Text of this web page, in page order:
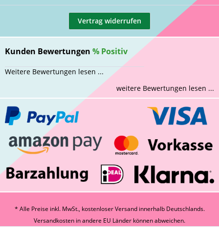
Vertrag widerrufen
Kunden Bewertungen % Positiv
Weitere Bewertungen lesen ...
weitere Bewertungen lesen ...
* Alle Preise inkl. MwSt., kostenloser Versand innerhalb Deutschlands.
Versandkosten in andere EU Länder können abweichen.